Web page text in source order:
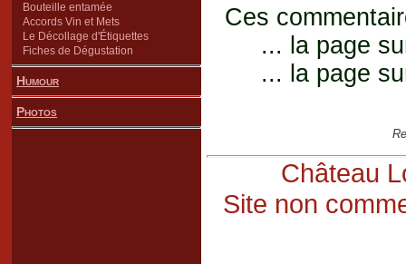
Bouteille entamée
Accords Vin et Mets
Le Décollage d'Étiquettes
Fiches de Dégustation
Humour
Photos
Ces
... la page
... la page
Château
Site non